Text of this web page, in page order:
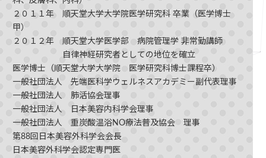
２０１１年 順天堂大学大学院医学研究科 卒業（医学博士
甲）
２０１２年 順天堂大学医学部 病院管理学 非常勤講師
自律神経研究者としての地位を確立
医学博士（順天堂大学大学院 医学研究科博士課程卒）
一般社団法人 先端医科学ウェルネスアカデミー副代表理事
一般社団法人 肺活協会理事
一般社団法人 日本美容内科学会理事
一般社団法人 重炭酸温浴NO療法普及協会 理事
第88回日本美容外科学会会長
日本美容外科学会認定専門医